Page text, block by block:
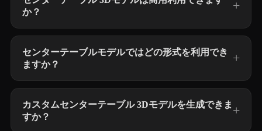
か？
センターテーブルモデルではどの形式を利用でき
ますか？
カスタムセンターテーブル 3Dモデルを生成できま
すか？